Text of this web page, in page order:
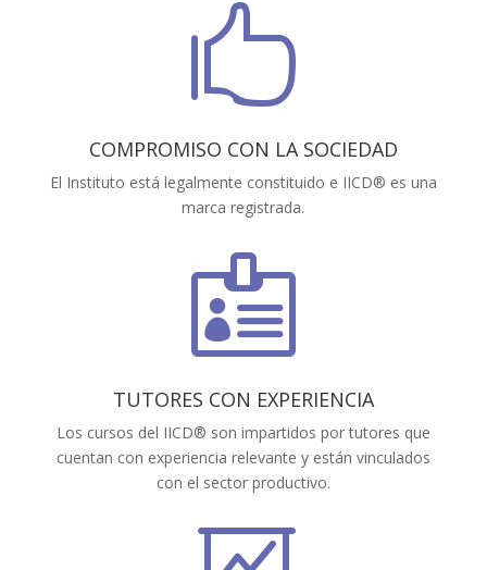

COMPROMISO CON LA SOCIEDAD
El Instituto está legalmente constituido e IICD® es una
marca registrada.

TUTORES CON EXPERIENCIA
Los cursos del IICD® son impartidos por tutores que
cuentan con experiencia relevante y están vinculados
con el sector productivo.